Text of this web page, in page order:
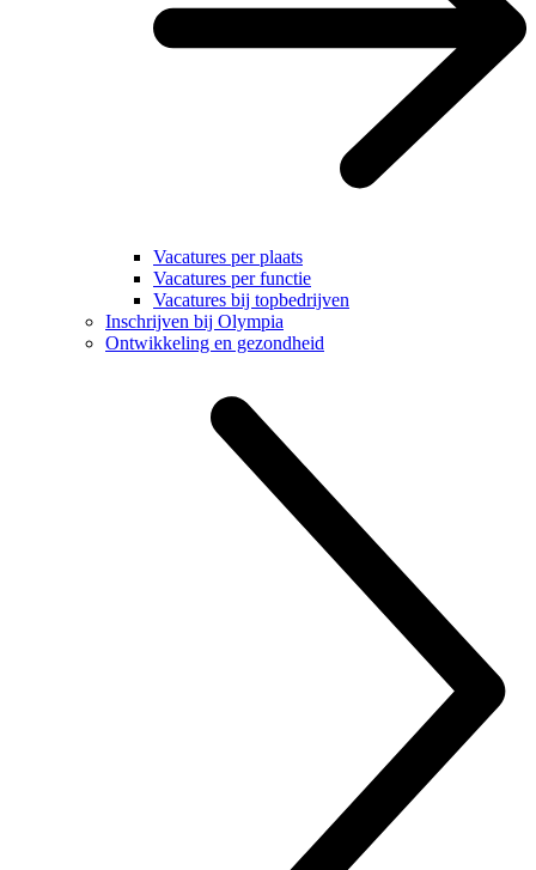
Vacatures per plaats
Vacatures per functie
Vacatures bij topbedrijven
Inschrijven bij Olympia
Ontwikkeling en gezondheid